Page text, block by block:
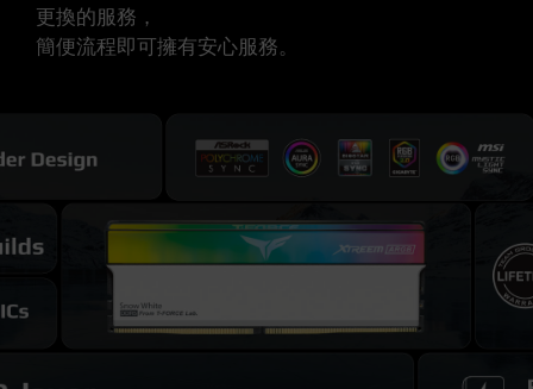
更換的服務，
簡便流程即可擁有安心服務。